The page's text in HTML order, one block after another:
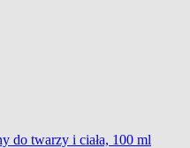
do twarzy i ciała, 100 ml